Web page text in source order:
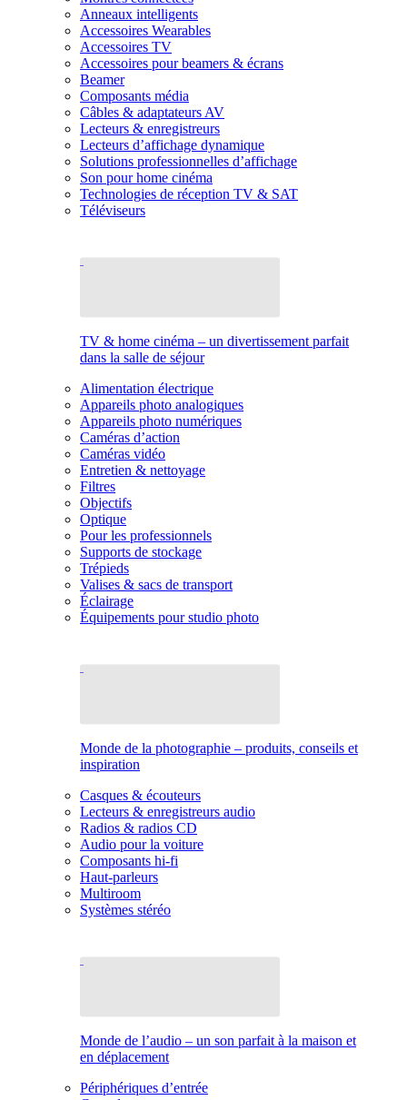
Anneaux intelligents
Accessoires Wearables
Accessoires TV
Accessoires pour beamers & écrans
Beamer
Composants média
Câbles & adaptateurs AV
Lecteurs & enregistreurs
Lecteurs d’affichage dynamique
Solutions professionnelles d’affichage
Son pour home cinéma
Technologies de réception TV & SAT
Téléviseurs
TV & home cinéma – un divertissement parfait
dans la salle de séjour
Alimentation électrique
Appareils photo analogiques
Appareils photo numériques
Caméras d’action
Caméras vidéo
Entretien & nettoyage
Filtres
Objectifs
Optique
Pour les professionnels
Supports de stockage
Trépieds
Valises & sacs de transport
Éclairage
Équipements pour studio photo
Monde de la photographie – produits, conseils et
inspiration
Casques & écouteurs
Lecteurs & enregistreurs audio
Radios & radios CD
Audio pour la voiture
Composants hi-fi
Haut-parleurs
Multiroom
Systèmes stéréo
Monde de l’audio – un son parfait à la maison et
en déplacement
Périphériques d’entrée